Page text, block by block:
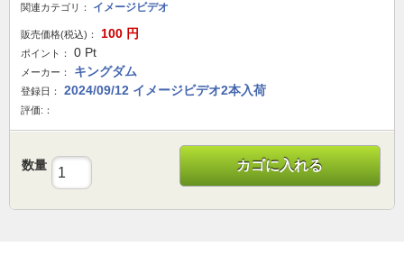
関連カテゴリ： イメージビデオ
販売価格(税込)： 100 円
ポイント： 0 Pt
メーカー： キングダム
登録日： 2024/09/12 イメージビデオ2本入荷
評価:：
数量 カゴに入れる